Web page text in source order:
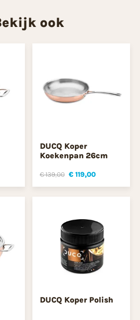
ook
DUCQ Koper
Koekenpan 26cm
€ 139,00 € 119,00
DUCQ Koper Polish